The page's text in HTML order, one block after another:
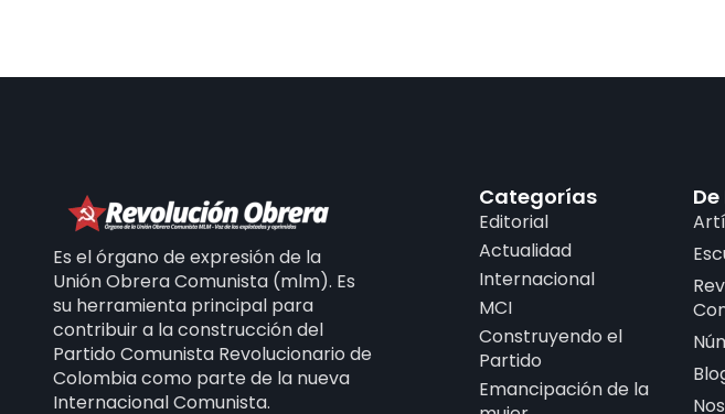
Es el órgano de expresión de la
Unión Obrera Comunista (mlm). Es
su herramienta principal para
contribuir a la construcción del
Partido Comunista Revolucionario de
Colombia como parte de la nueva
Internacional Comunista.
Categorías
Editorial
Actualidad
Internacional
MCI
Construyendo el
Partido
Emancipación de la